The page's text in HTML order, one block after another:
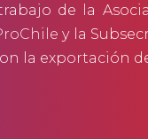
de la
y la
la exportación